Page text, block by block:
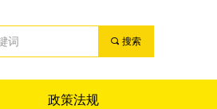
끠 搜索
政策法规